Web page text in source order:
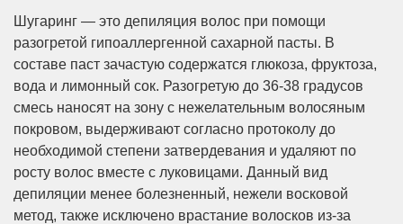
Шугаринг — это депиляция волос при помощи
разогретой гипоаллергенной сахарной пасты. В
составе паст зачастую содержатся глюкоза, фруктоза,
вода и лимонный сок. Разогретую до 36-38 градусов
смесь наносят на зону с нежелательным волосяным
покровом, выдерживают согласно протоколу до
необходимой степени затвердевания и удаляют по
росту волос вместе с луковицами. Данный вид
депиляции менее болезненный, нежели восковой
метод, также исключено врастание волосков из-за